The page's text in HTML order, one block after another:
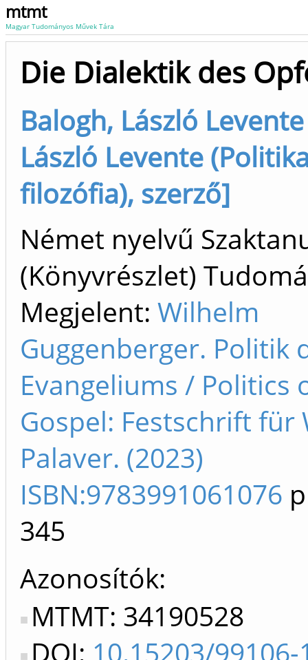
mtmt
Magyar Tudományos Művek Tára
Die Dialektik des
Balogh, László
László Levente
filozófia), szerző]
Német nyelvű
(Könyvrészlet)
Megjelent: Wilhelm
Guggenberger. Politik
Evangeliums / Politics
Gospel: Festschrift für
Palaver. (2023)
ISBN:9783991061076
345
Azonosítók
MTMT: 34190528
DOI: 10.15203/